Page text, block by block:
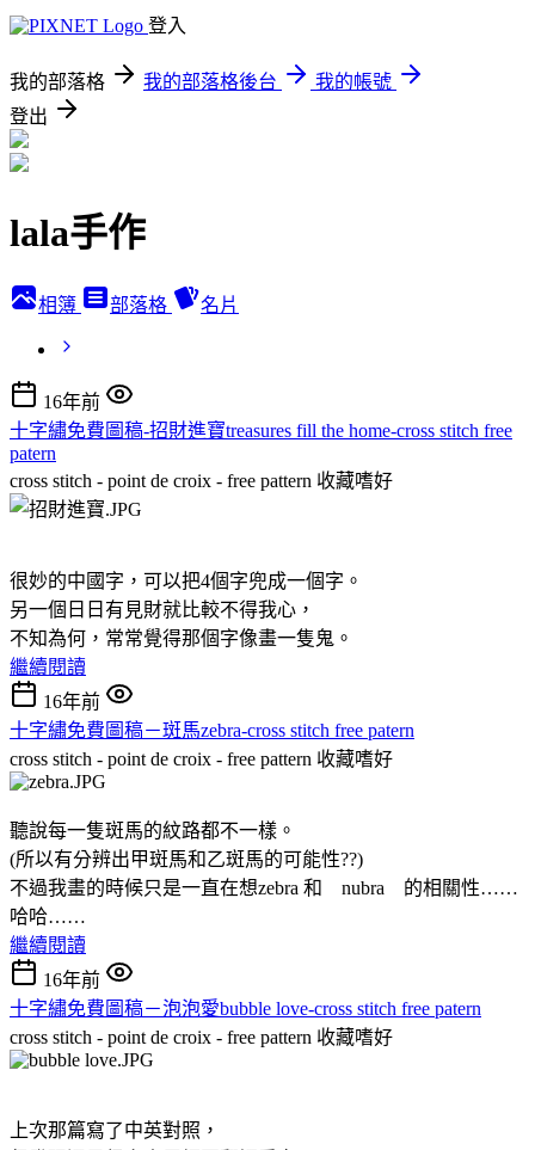
登入
我的部落格 我的部落格後台
我的帳號
登出
lala手作
相簿 部落格 名片
16年前
十字繡免費圖稿-招財進寶treasures fill the home-cross stitch free
patern
cross stitch - point de croix - free pattern 收藏嗜好
很妙的中國字，可以把4個字兜成一個字。
另一個日日有見財就比較不得我心，
不知為何，常常覺得那個字像畫一隻鬼。
繼續閱讀
16年前
十字繡免費圖稿－斑馬zebra-cross stitch free patern
cross stitch - point de croix - free pattern 收藏嗜好
聽說每一隻斑馬的紋路都不一樣。
(所以有分辨出甲斑馬和乙斑馬的可能性??)
不過我畫的時候只是一直在想zebra 和 nubra 的相關性……
哈哈……
繼續閱讀
16年前
十字繡免費圖稿－泡泡愛bubble love-cross stitch free patern
cross stitch - point de croix - free pattern 收藏嗜好
上次那篇寫了中英對照，